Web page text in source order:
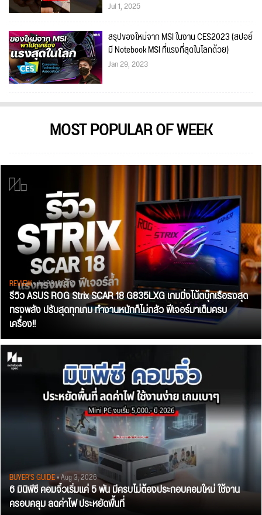
Jul 1, 2025
สรุปของใหม่จาก MSI ในงาน CES2023 (สปอย์
มี Notebook MSI ที่แรงที่สุดในโลกด้วย)
Jan 29, 2023
MOST POPULAR OF WEEK
REVIEW• Jul 28, 2026
รีวิว ASUS ROG Strix SCAR 18 G835LXG เกมมิ่งโน้ตบุ๊กเรือธงสุด
ทรงพลัง ปรับสุดทุกเกม ทำงานหนักก็ไม่กลัว ฟีเจอร์มาเต็มครบ
เครื่อง!!
BUYER'S GUIDE• Aug 3, 2026
6 มินิพีซี คอมจิ๋วเริ่มแค่ 5 พัน มีครบไม่ต้องประกอบคอมใหม่ ใช้งาน
ครอบคลุม ลดค่าไฟ ประหยัดพื้นที่